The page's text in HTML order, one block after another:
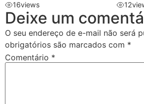
16views 12
Deixe um
O seu endereço de e-mail não será
obrigatórios são marcados com *
Comentário *